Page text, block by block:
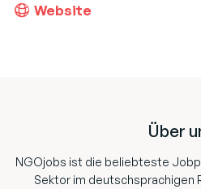
Website
Über
NGOjobs ist die beliebteste
Sektor im deutschsprachigen